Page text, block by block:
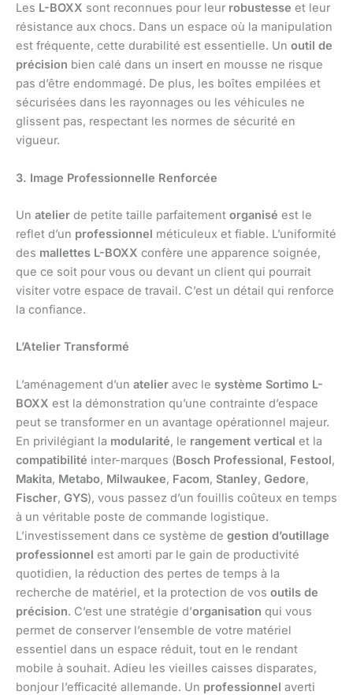
Les L-BOXX sont reconnues pour leur robustesse et leur
résistance aux chocs. Dans un espace où la manipulation
est fréquente, cette durabilité est essentielle. Un outil de
précision bien calé dans un insert en mousse ne risque
pas d’être endommagé. De plus, les boîtes empilées et
sécurisées dans les rayonnages ou les véhicules ne
glissent pas, respectant les normes de sécurité en
vigueur.
3. Image Professionnelle Renforcée
Un atelier de petite taille parfaitement organisé est le
reflet d’un professionnel méticuleux et fiable. L’uniformité
des mallettes L-BOXX confère une apparence soignée,
que ce soit pour vous ou devant un client qui pourrait
visiter votre espace de travail. C’est un détail qui renforce
la confiance.
L’Atelier Transformé
L’aménagement d’un atelier avec le système Sortimo L-
BOXX est la démonstration qu’une contrainte d’espace
peut se transformer en un avantage opérationnel majeur.
En privilégiant la modularité, le rangement vertical et la
compatibilité inter-marques (Bosch Professional, Festool,
Makita, Metabo, Milwaukee, Facom, Stanley, Gedore,
Fischer, GYS), vous passez d’un fouillis coûteux en temps
à un véritable poste de commande logistique.
L’investissement dans ce système de gestion d’outillage
professionnel est amorti par le gain de productivité
quotidien, la réduction des pertes de temps à la
recherche de matériel, et la protection de vos outils de
précision. C’est une stratégie d’organisation qui vous
permet de conserver l’ensemble de votre matériel
essentiel dans un espace réduit, tout en le rendant
mobile à souhait. Adieu les vieilles caisses disparates,
bonjour l’efficacité allemande. Un professionnel averti